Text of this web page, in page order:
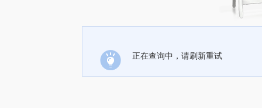
正在查询中，请刷新重试